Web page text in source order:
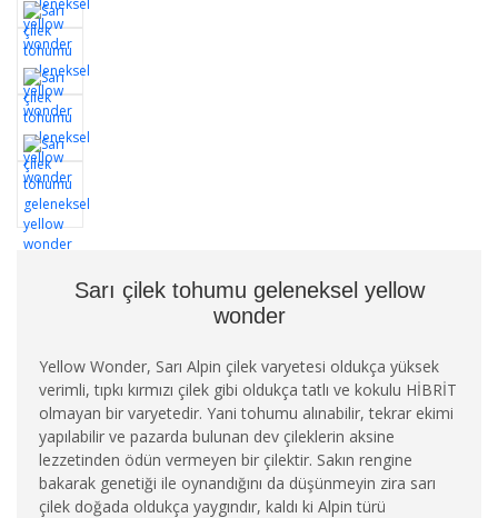
Sarı çilek tohumu geleneksel yellow
wonder
Yellow Wonder, Sarı Alpin çilek varyetesi oldukça yüksek
verimli, tıpkı kırmızı çilek gibi oldukça tatlı ve kokulu HİBRİT
olmayan bir varyetedir. Yani tohumu alınabilir, tekrar ekimi
yapılabilir ve pazarda bulunan dev çileklerin aksine
lezzetinden ödün vermeyen bir çilektir. Sakın rengine
bakarak genetiği ile oynandığını da düşünmeyin zira sarı
çilek doğada oldukça yaygındır, kaldı ki Alpin türü